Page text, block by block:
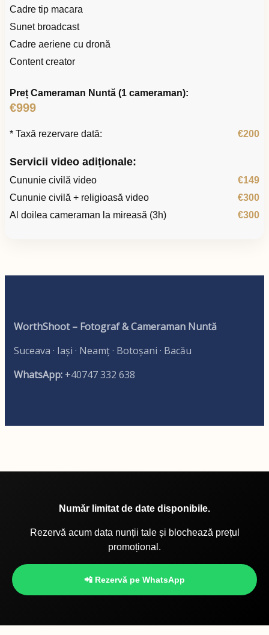
Cadre tip macara
Sunet broadcast
Cadre aeriene cu dronă
Content creator
Preț Cameraman Nuntă (1 cameraman):
€999
* Taxă rezervare dată: €200
Servicii video adiționale:
Cununie civilă video
€149
Cununie civilă + religioasă video
€300
Al doilea cameraman la mireasă (3h)
€300
WorthShoot – Fotograf & Cameraman Nuntă
Suceava · Iași · Neamț · Botoșani · Bacău
WhatsApp: +40747 332 638
Număr limitat de date disponibile.
Rezervă acum data nunții tale și blochează prețul
promoțional.
📲 Rezervă pe WhatsApp